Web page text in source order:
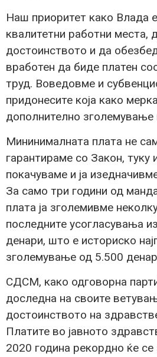
Наш приоритет како Влада
квалитетни работни места,
достоинството и да
вработен да биде платен
труд. Воведовме и
придонесите која како
дополнително зголемување
Мининималната плата не
гарантираме со Закон, туку
покачуваме и ја
За само три години од
плата ја зголемивме
последните усогласувања
денари, што е историско
зголемување од 5.500
СДСМ, како одговорна
доследна на своите
достоинството на
Платите во јавното
2020 година рекордно ќе се